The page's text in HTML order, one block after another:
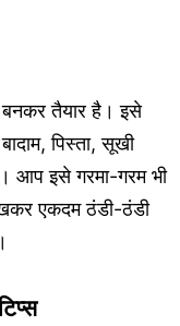
तैयार है। इसे
पिस्ता, सूखी
आप इसे गरमा-गरम भी
एकदम ठंडी-ठंडी